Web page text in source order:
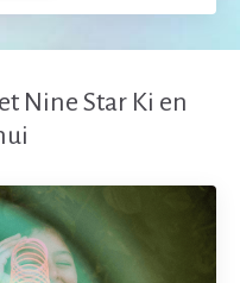
Nine Star Ki en